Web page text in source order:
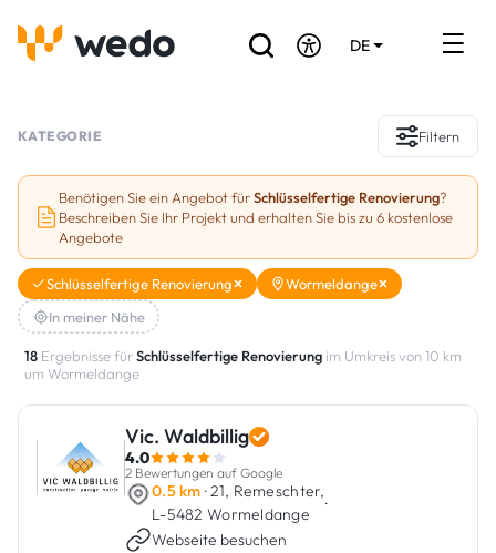
DE
Referenzen
Förderungen & Zuschüsse
Stellenbörse
Sind Sie Handwerker?
Einloggen
KATEGORIE Filtern
Benötigen Sie ein Angebot fürSchlüsselfertige Renovierung?
Beschreiben Sie Ihr Projekt und erhalten Sie bis zu 6 kostenlose
Angebote
Schlüsselfertige Renovierung
Wormeldange
In meiner Nähe
18 Ergebnisse fürSchlüsselfertige Renovierung im Umkreis von 10 km
um Wormeldange
Vic. Waldbillig
4.0
2 Bewertungen auf Google
0.5 km · 21, Remeschter,
L-5482 Wormeldange
·
Webseite besuchen